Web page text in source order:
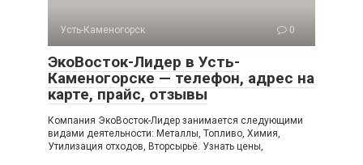
Усть-Каменогорск 0
ЭкоВосток-Лидер в Усть-
Каменогорске — телефон, адрес на
карте, прайс, отзывы
Компания ЭкоВосток-Лидер занимается следующими
видами деятельности: Металлы, Топливо, Химия,
Утилизация отходов, Вторсырьё. Узнать цены,